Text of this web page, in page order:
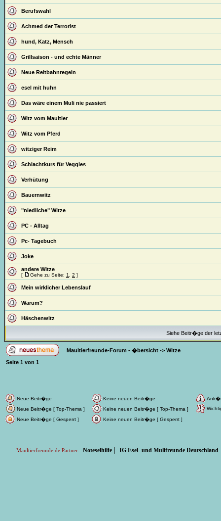
Berufswahl
Achmed der Terrorist
hund, Katz, Mensch
Grillsaison - und echte Männer
Neue Reitbahnregeln
esel mit huhn
Das wäre einem Muli nie passiert
Witz vom Maultier
Witz vom Pferd
witziger Reim
Schlachtkurs für Veggies
Verhütung
Bauernwitz
"niedliche" Witze
PC - Alltag
Pc- Tagebuch
Joke
andere Witze
[ Gehe zu Seite: 1 2 ]
Mein wirklicher Lebenslauf
Warum?
Häschenwitz
Siehe Beitr�ge der
Maultierfreunde-Forum - �bersicht -> Witze
Seite 1 von 1
Neue Beitr�ge Keine neuen Beitr�ge
Neue Beitr�ge [ Top-Thema ]
Keine neuen Beitr�ge [ Top-Thema ]
Neue Beitr�ge [ Gesperrt ]
Keine neuen Beitr�ge [ Gesperrt ]
Maultierfreunde.de Partner: Noteselhilfe | IG Esel- und Mulifreunde Deutschland